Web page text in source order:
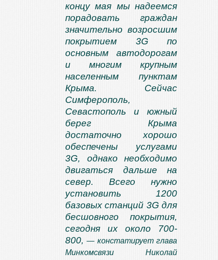
концу мая мы надеемся
порадовать граждан
значительно возросшим
покрытием 3G по
основным автодорогам
и многим крупным
населенным пунктам
Крыма. Сейчас
Симферополь,
Севастополь и южный
берег Крыма
достаточно хорошо
обеспечены услугами
3G, однако необходимо
двигаться дальше на
север. Всего нужно
установить 1200
базовых станций 3G для
бесшовного покрытия,
сегодня их около 700-
800,— констатирует глава
Минкомсвязи Николай